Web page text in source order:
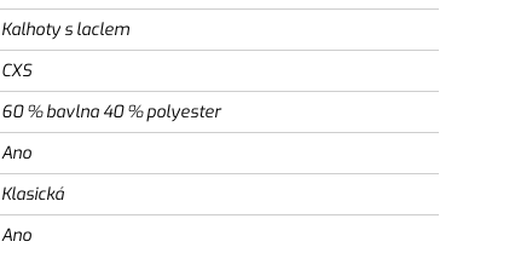
Kalhoty s laclem
CXS
60 % bavlna 40 % polyester
Ano
Klasická
Ano